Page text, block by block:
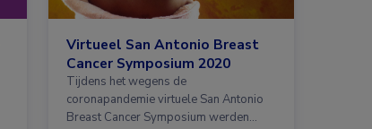
Virtueel San Antonio Breast
Cancer Symposium 2020
Tijdens het wegens de
coronapandemie virtuele San Antonio
Breast Cancer Symposium werden